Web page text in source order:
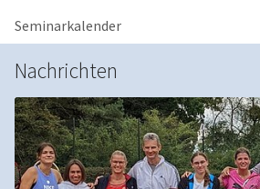
Seminarkalender
Nachrichten